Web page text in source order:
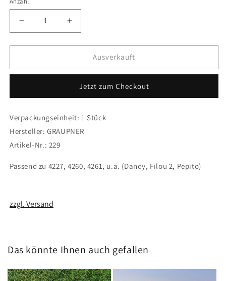
Verringere
die
Menge
Graupner
0.8
Motoren
Erhöhe
die
Menge
Graupner
0.8
Motoren
Ausverkauft
Jetzt zum Checkout
Verpackungseinheit: 1 Stück
Hersteller: GRAUPNER
Artikel-Nr.: 229
Passend zu 4227, 4260, 4261, u.ä. (Dandy, Filou 2, Pepito)
zzgl. Versand
Das könnte Ihnen auch gefallen